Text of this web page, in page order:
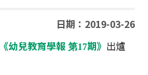
日期：2019-03-26
《幼兒教育學報 第17期》 出爐